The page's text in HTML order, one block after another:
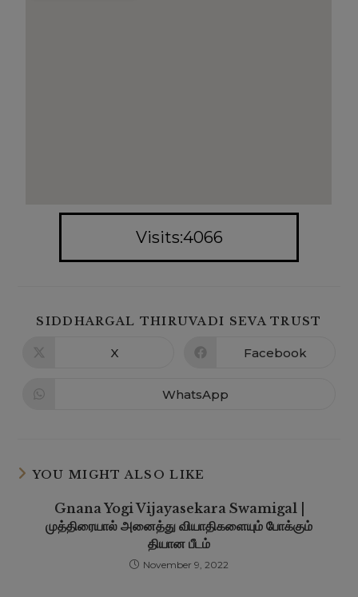
Visits:4066
SIDDHARGAL THIRUVADI SEVA TRUST
X Facebook
WhatsApp
YOU MIGHT ALSO LIKE
Gnana Yogi Vijayasekara Swamigal |
முத்திரையால் அனைத்து வியாதிகளையும் போக்கும்
தியான பீடம்
November 9, 2022